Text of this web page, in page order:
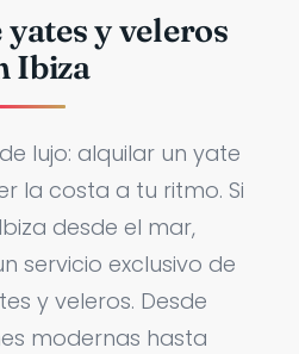
y veleros
Ibiza
lujo: alquilar un yate
la costa a tu ritmo. Si
desde el mar,
servicio exclusivo de
y veleros. Desde
modernas hasta